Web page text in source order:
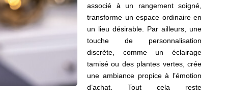
associé à un rangement soigné,
transforme un espace ordinaire en
un lieu désirable. Par ailleurs, une
touche de personnalisation
discrète, comme un éclairage
tamisé ou des plantes vertes, crée
une ambiance propice à l’émotion
d’achat. Tout cela reste